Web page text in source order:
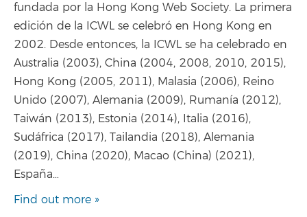
fundada por la Hong Kong Web Society. La primera
edición de la ICWL se celebró en Hong Kong en
2002. Desde entonces, la ICWL se ha celebrado en
Australia (2003), China (2004, 2008, 2010, 2015),
Hong Kong (2005, 2011), Malasia (2006), Reino
Unido (2007), Alemania (2009), Rumanía (2012),
Taiwán (2013), Estonia (2014), Italia (2016),
Sudáfrica (2017), Tailandia (2018), Alemania
(2019), China (2020), Macao (China) (2021),
España…
Find out more »